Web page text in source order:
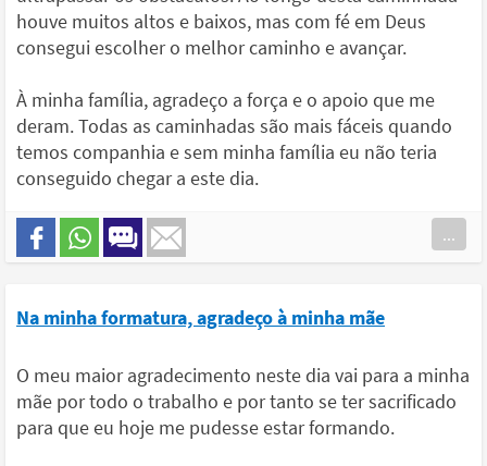
houve muitos altos e baixos, mas com fé em Deus
consegui escolher o melhor caminho e avançar.
À minha família, agradeço a força e o apoio que me
deram. Todas as caminhadas são mais fáceis quando
temos companhia e sem minha família eu não teria
conseguido chegar a este dia.
...
Na minha formatura, agradeço à minha mãe
O meu maior agradecimento neste dia vai para a minha
mãe por todo o trabalho e por tanto se ter sacrificado
para que eu hoje me pudesse estar formando.